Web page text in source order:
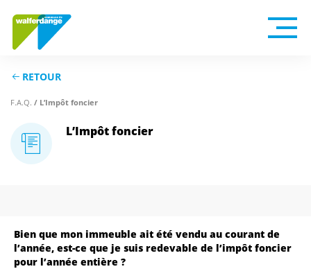
RETOUR
F.A.Q. / L’Impôt foncier
L’Impôt foncier
Bien que mon immeuble ait été vendu au courant de
l’année, est-ce que je suis redevable de l’impôt foncier
pour l’année entière ?